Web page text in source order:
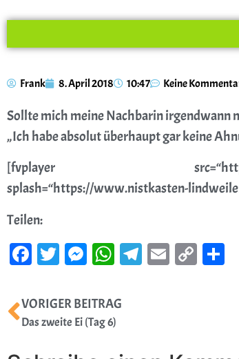
Frank 8. April 2018 10:47 Keine
Sollte mich meine Nachbarin irgendwann
„Ich habe absolut überhaupt gar keine
[fvplayer src=“https://
splash=“https://www.nistkasten-
Teilen:
Facebook
Twitter
Messenger
WhatsApp
Telegram
Email
Copy
VORIGER BEITRAG
Das zweite Ei (Tag 6)